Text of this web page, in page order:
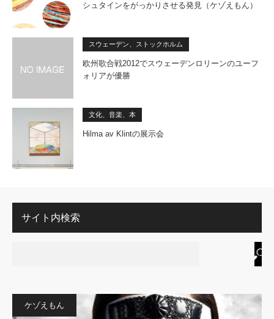
シュタインをがっかりさせる発見（ケゾえもん）
スウェーデン、ストックホルム
欧州歌合戦2012でスウェーデンロリーンのユーフ
ォリアが優勝
文化、音楽、本
Hilma av Klintの展示会
サイト内検索
ケゾえもん